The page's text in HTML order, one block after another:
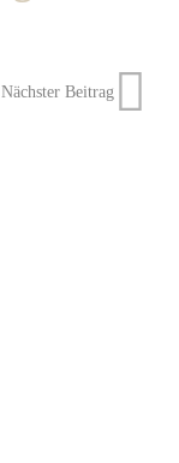
Nächster Beitrag